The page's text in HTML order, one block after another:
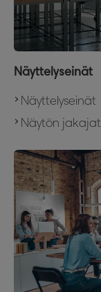
Näyttelyseinät
Näyttelyseinät
Näytön jakajat